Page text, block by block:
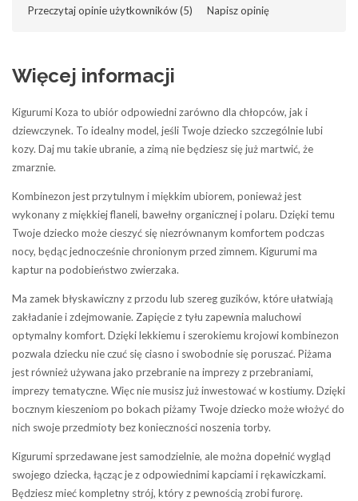
Przeczytaj opinie użytkowników (5)‎ Napisz opinię
Więcej informacji
Kigurumi Koza to ubiór odpowiedni zarówno dla chłopców, jak i
dziewczynek. To idealny model, jeśli Twoje dziecko szczególnie lubi
kozy. Daj mu takie ubranie, a zimą nie będziesz się już martwić, że
zmarznie.
Kombinezon jest przytulnym i miękkim ubiorem, ponieważ jest
wykonany z miękkiej flaneli, bawełny organicznej i polaru. Dzięki temu
Twoje dziecko może cieszyć się niezrównanym komfortem podczas
nocy, będąc jednocześnie chronionym przed zimnem. Kigurumi ma
kaptur na podobieństwo zwierzaka.
Ma zamek błyskawiczny z przodu lub szereg guzików, które ułatwiają
zakładanie i zdejmowanie. Zapięcie z tyłu zapewnia maluchowi
optymalny komfort. Dzięki lekkiemu i szerokiemu krojowi kombinezon
pozwala dziecku nie czuć się ciasno i swobodnie się poruszać. Piżama
jest również używana jako przebranie na imprezy z przebraniami,
imprezy tematyczne. Więc nie musisz już inwestować w kostiumy. Dzięki
bocznym kieszeniom po bokach piżamy Twoje dziecko może włożyć do
nich swoje przedmioty bez konieczności noszenia torby.
Kigurumi sprzedawane jest samodzielnie, ale można dopełnić wygląd
swojego dziecka, łącząc je z odpowiednimi kapciami i rękawiczkami.
Będziesz mieć kompletny strój, który z pewnością zrobi furorę.